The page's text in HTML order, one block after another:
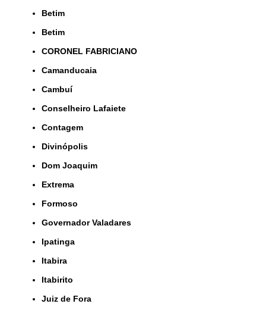
Betim
Betim
CORONEL FABRICIANO
Camanducaia
Cambuí
Conselheiro Lafaiete
Contagem
Divinópolis
Dom Joaquim
Extrema
Formoso
Governador Valadares
Ipatinga
Itabira
Itabirito
Juiz de Fora